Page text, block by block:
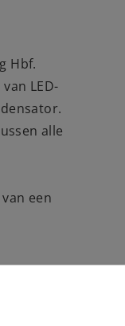
Hbf.
LED-
alle
een